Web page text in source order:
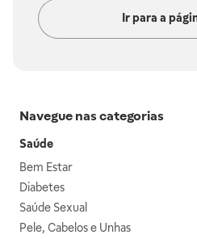
Ir para a
Navegue nas categorias
Saúde
Bem Estar
Diabetes
Saúde Sexual
Pele, Cabelos e Unhas